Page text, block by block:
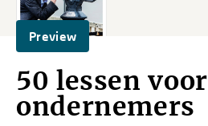
Preview
50 lessen voor
ondernemers